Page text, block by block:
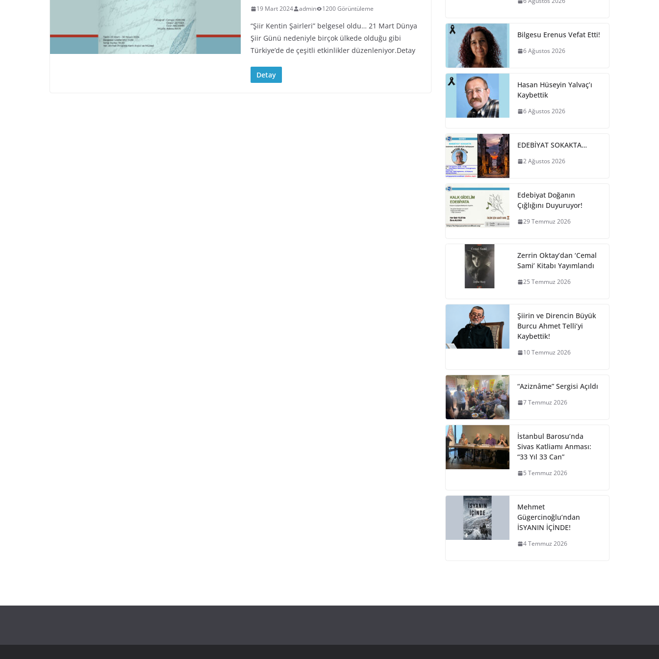
19 Mart 2024 admin 1200 Görüntüleme
“Şiir Kentin Şairleri” belgesel oldu… 21 Mart Dünya
Şiir Günü nedeniyle birçok ülkede olduğu gibi
Türkiye’de de çeşitli etkinlikler düzenleniyor.Detay
Detay
Bilgesu Erenus Vefat Etti!
6 Ağustos 2026
Hasan Hüseyin Yalvaç’ı
Kaybettik
6 Ağustos 2026
EDEBİYAT SOKAKTA…
2 Ağustos 2026
Edebiyat Doğanın
Çığlığını Duyuruyor!
29 Temmuz 2026
Zerrin Oktay’dan ‘Cemal
Sami’ Kitabı Yayımlandı
25 Temmuz 2026
Şiirin ve Direncin Büyük
Burcu Ahmet Telli’yi
Kaybettik!
10 Temmuz 2026
“Aziznâme” Sergisi Açıldı
7 Temmuz 2026
İstanbul Barosu’nda
Sivas Katliamı Anması:
“33 Yıl 33 Can”
5 Temmuz 2026
Mehmet
Gügercinoğlu’ndan
İSYANIN İÇİNDE!
4 Temmuz 2026